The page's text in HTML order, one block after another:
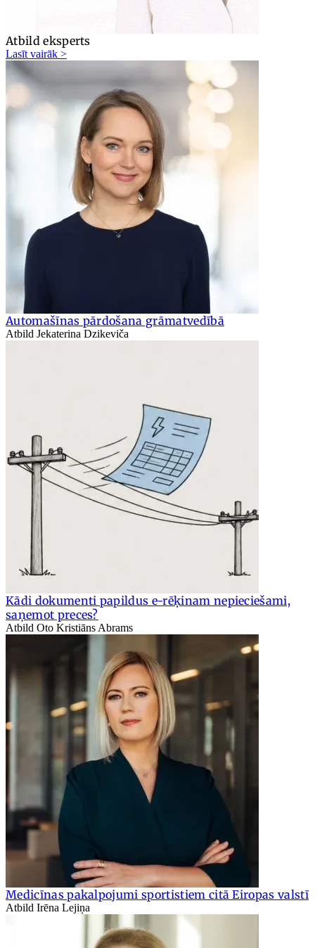
Atbild eksperts
Lasīt vairāk >
Automašīnas pārdošana grāmatvedībā
Atbild Jekaterina Dzikeviča
Kādi dokumenti papildus e-rēķinam nepieciešami,
saņemot preces?
Atbild Oto Kristiāns Abrams
Medicīnas pakalpojumi sportistiem citā Eiropas valstī
Atbild Irēna Lejiņa